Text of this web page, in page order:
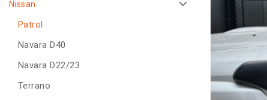
Nissan
Patrol
Navara D40
Navara D22/23
Terrano